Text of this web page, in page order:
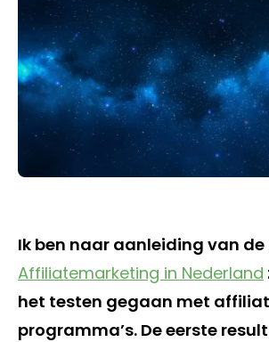
Ik ben naar aanleiding van
Affiliatemarketing in Nederland
het testen gegaan met
programma’s. De eerste